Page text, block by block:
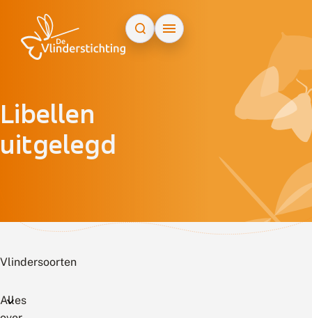
Libellen
uitgelegd
Vlindersoorten
Alles